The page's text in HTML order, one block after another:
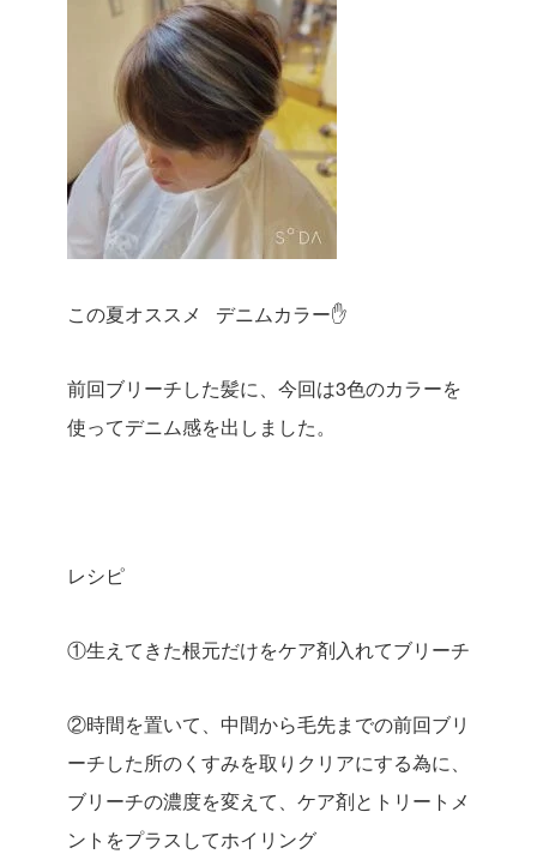
この夏オススメ デニムカラー✋
前回ブリーチした髪に、今回は3色のカラーを
使ってデニム感を出しました。
レシピ
①生えてきた根元だけをケア剤入れてブリーチ
②時間を置いて、中間から毛先までの前回ブリ
ーチした所のくすみを取りクリアにする為に、
ブリーチの濃度を変えて、ケア剤とトリートメ
ントをプラスしてホイリング